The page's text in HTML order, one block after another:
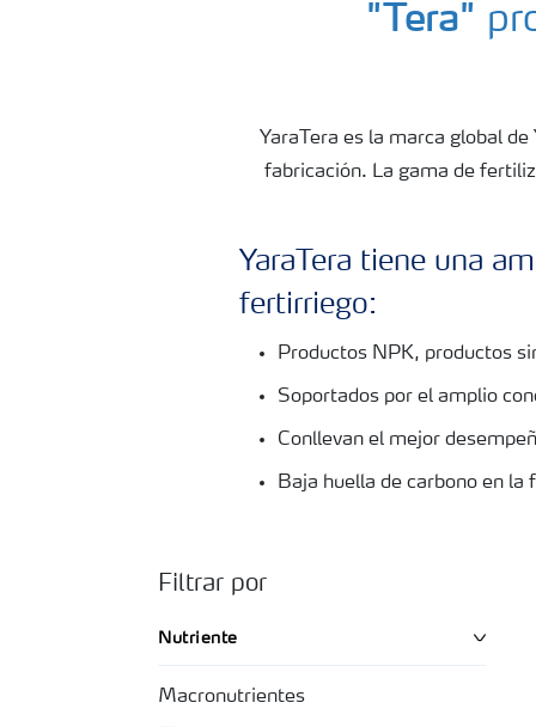
"Tera"
YaraTera es la marca global
fabricación. La gama de
YaraTera tiene una
fertirriego:
Productos NPK, productos
Soportados por el amplio
Conllevan el mejor
Baja huella de carbono en la
Filtrar por
Nutriente
Macronutrientes